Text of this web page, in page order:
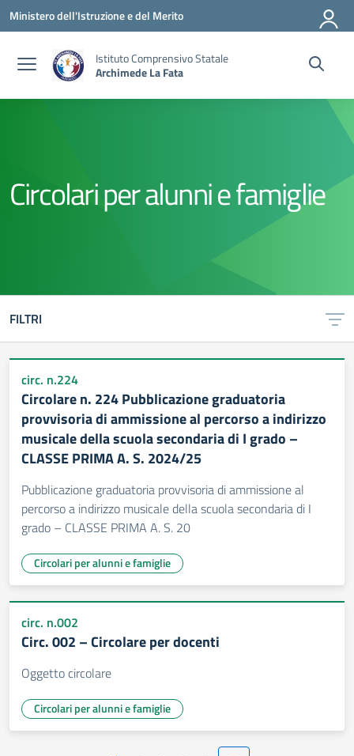
Vai ai contenuti
Vai al menu di navigazione
Vai al footer
Ministero dell'Istruzione e del Merito
Istituto Comprensivo Statale
Archimede La Fata
Circolari per alunni e famiglie
FILTRI
circ. n.224
Circolare n. 224 Pubblicazione graduatoria
provvisoria di ammissione al percorso a indirizzo
musicale della scuola secondaria di I grado –
CLASSE PRIMA A. S. 2024/25
Pubblicazione graduatoria provvisoria di ammissione al
percorso a indirizzo musicale della scuola secondaria di I
grado – CLASSE PRIMA A. S. 20
Circolari per alunni e famiglie
circ. n.002
Circ. 002 – Circolare per docenti
Oggetto circolare
Circolari per alunni e famiglie